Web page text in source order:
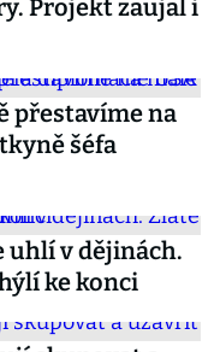
Projekt zaujal i
přestavíme na
šéfa
uhlí v dějinách.
ke konci